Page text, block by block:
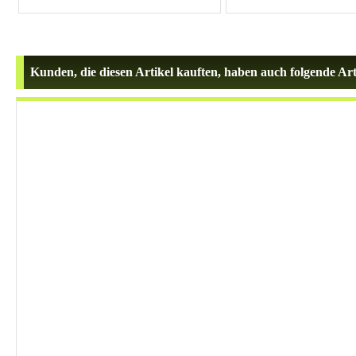
Kunden, die diesen Artikel kauften, haben auch folgende